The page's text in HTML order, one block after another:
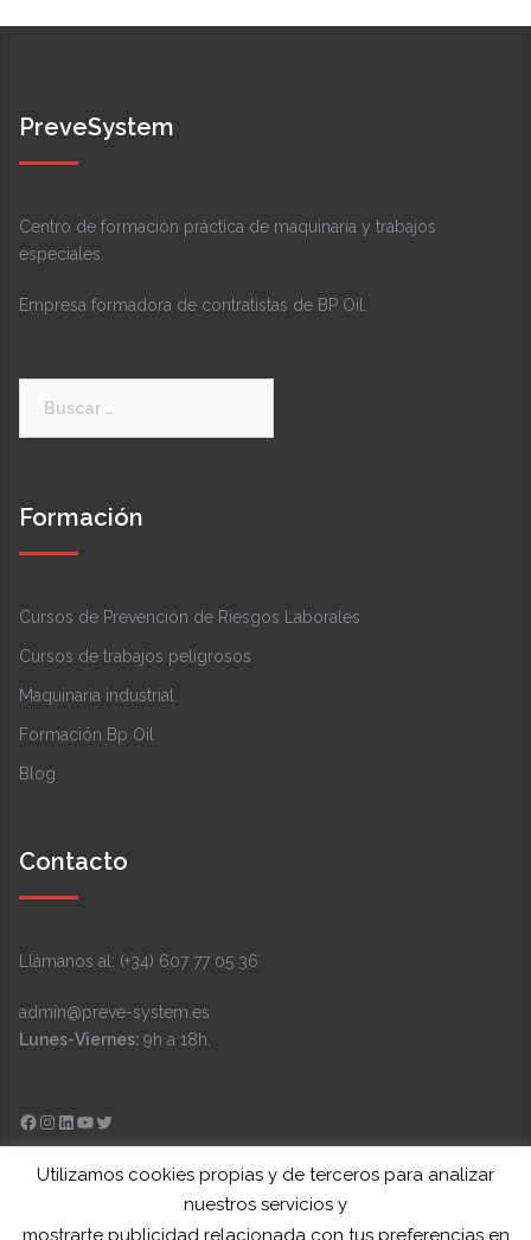
PreveSystem
Centro de formación práctica de maquinaria y trabajos
especiales.
Empresa formadora de contratistas de BP Oil.
Formación
Cursos de Prevención de Riesgos Laborales
Cursos de trabajos peligrosos
Maquinaria industrial
Formación Bp Oil
Blog
Contacto
Llámanos al: (+34) 607 77 05 36
admin@preve-system.es
Lunes-Viernes: 9h a 18h.
Facebook Instagram LinkedIn YouTube Twitter